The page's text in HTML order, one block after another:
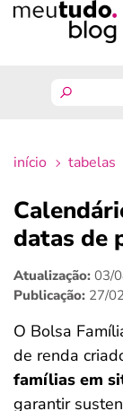
finanças
benefícios
crédito fácil
últimas
início tabelas
datas de
Atualização: 03/
Publicação: 27/
O Bolsa
de renda
famílias em
garantir